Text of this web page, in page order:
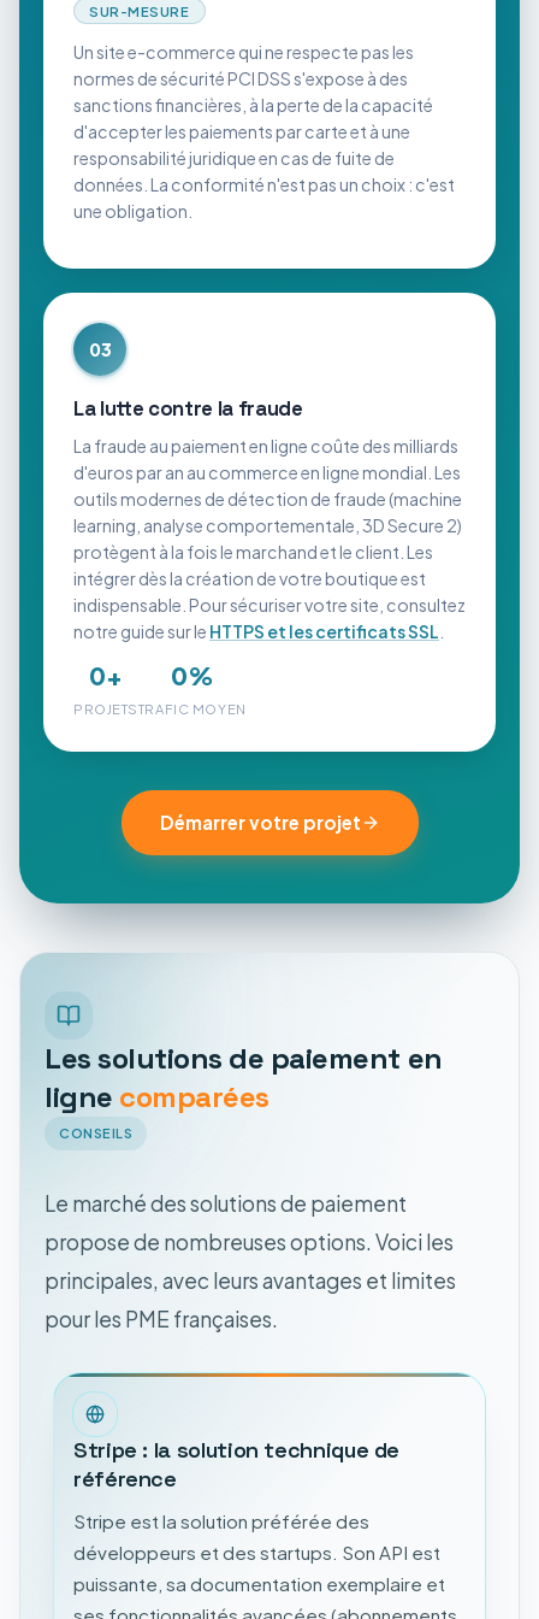
SUR-MESURE
Un site e-commerce qui ne respecte pas les
normes de sécurité PCI DSS s'expose à des
sanctions financières, à la perte de la capacité
d'accepter les paiements par carte et à une
responsabilité juridique en cas de fuite de
données. La conformité n'est pas un choix : c'est
une obligation.
03
La lutte contre la fraude
La fraude au paiement en ligne coûte des milliards
d'euros par an au commerce en ligne mondial. Les
outils modernes de détection de fraude (machine
learning, analyse comportementale, 3D Secure 2)
protègent à la fois le marchand et le client. Les
intégrer dès la création de votre boutique est
indispensable. Pour sécuriser votre site, consultez
notre guide sur le HTTPS et les certificats SSL
0+
PROJETS
0%
TRAFIC MOYEN
Démarrer votre projet
Les solutions de paiement en
ligne comparées
CONSEILS
Le marché des solutions de paiement
propose de nombreuses options. Voici les
principales, avec leurs avantages et limites
pour les PME françaises.
Stripe : la solution technique de
référence
Stripe est la solution préférée des
développeurs et des startups. Son API est
puissante, sa documentation exemplaire et
ses fonctionnalités avancées (abonnements,